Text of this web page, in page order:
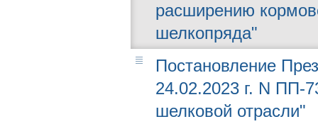
расширению
шелкопряда"
Постановление
24.02.2023 г. N ПП-
шелковой отрасли"